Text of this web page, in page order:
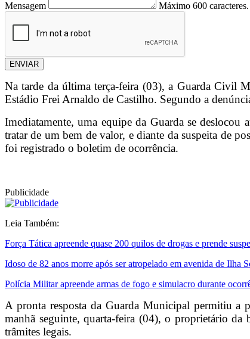
Mensagem Máximo 600 caracteres.
ENVIAR
Na tarde da última terça-feira (03), a Guarda Civil
Estádio Frei Arnaldo de Castilho. Segundo a
Imediatamente, uma equipe da Guarda se
tratar de um bem de valor, e diante da suspeita de
foi registrado o boletim de ocorrência.
Publicidade
Leia Também:
Força Tática apreende quase 200 quilos de drogas e prende
Idoso de 82 anos morre após ser atropelado em avenida de Ilha
Polícia Militar apreende armas de fogo e simulacro durante
A pronta resposta da Guarda Municipal permitiu a
manhã seguinte, quarta-feira (04), o proprietário da
trâmites legais.